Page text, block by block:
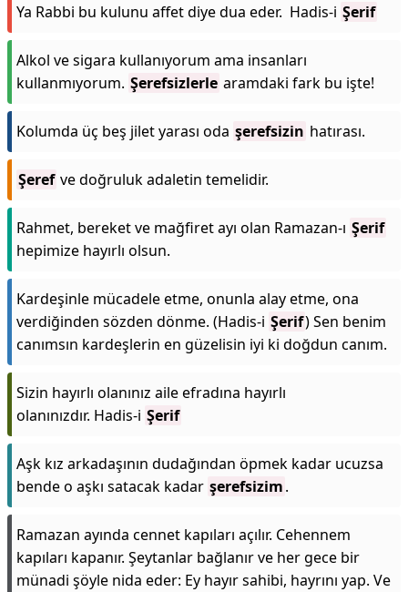
Ya Rabbi bu kulunu affet diye dua eder. Hadis-i Şerif
Alkol ve sigara kullanıyorum ama insanları
kullanmıyorum. Şerefsizlerle aramdaki fark bu işte!
Kolumda üç beş jilet yarası oda şerefsizin hatırası.
Şeref ve doğruluk adaletin temelidir.
Rahmet, bereket ve mağfiret ayı olan Ramazan-ı Şerif
hepimize hayırlı olsun.
Kardeşinle mücadele etme, onunla alay etme, ona
verdiğinden sözden dönme. (Hadis-i Şerif) Sen benim
canımsın kardeşlerin en güzelisin iyi ki doğdun canım.
Sizin hayırlı olanınız aile efradına hayırlı
olanınızdır. Hadis-i Şerif
Aşk kız arkadaşının dudağından öpmek kadar ucuzsa
bende o aşkı satacak kadar şerefsizim.
Ramazan ayında cennet kapıları açılır. Cehennem
kapıları kapanır. Şeytanlar bağlanır ve her gece bir
münadi şöyle nida eder: Ey hayır sahibi, hayrını yap. Ve